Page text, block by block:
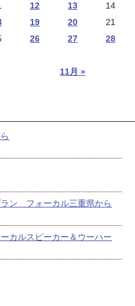
11月 »
12 13
14
19 20
21
26 27
28
ン フォーカル三重県から
カルスピーカー＆ウーハー